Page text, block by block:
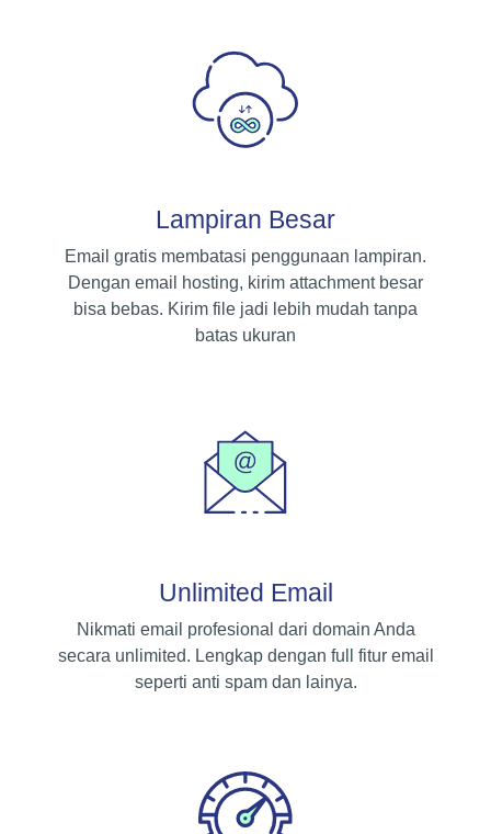
Lampiran Besar
Email gratis membatasi penggunaan lampiran.
Dengan email hosting, kirim attachment besar
bisa bebas. Kirim file jadi lebih mudah tanpa
batas ukuran
Unlimited Email
Nikmati email profesional dari domain Anda
secara unlimited. Lengkap dengan full fitur email
seperti anti spam dan lainya.